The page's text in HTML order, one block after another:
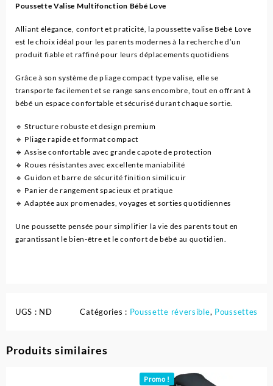
Poussette Valise Multifonction Bébé Love
Alliant élégance, confort et praticité, la poussette valise Bébé Love
est le choix idéal pour les parents modernes à la recherche d’un
produit fiable et raffiné pour leurs déplacements quotidiens
Grâce à son système de pliage compact type valise, elle se
transporte facilement et se range sans encombre, tout en offrant à
bébé un espace confortable et sécurisé durant chaque sortie.
🔹 Structure robuste et design premium
🔹 Pliage rapide et format compact
🔹 Assise confortable avec grande capote de protection
🔹 Roues résistantes avec excellente maniabilité
🔹 Guidon et barre de sécurité finition similicuir
🔹 Panier de rangement spacieux et pratique
🔹 Adaptée aux promenades, voyages et sorties quotidiennes
Une poussette pensée pour simplifier la vie des parents tout en
garantissant le bien-être et le confort de bébé au quotidien.
UGS : ND Catégories : Poussette réversible, Poussettes
Produits similaires
Promo !